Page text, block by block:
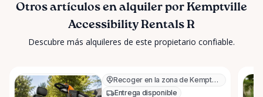
Otros artículos en alquiler por Kemptville
Accessibility Rentals R
Descubre más alquileres de este propietario confiable.
Recoger en la zona de Kemptville
Entrega disponible